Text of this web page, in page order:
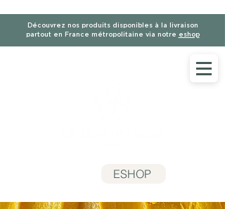
Découvrez nos produits disponibles à la livraison
partout en France métropolitaine via notre eshop
ESHOP